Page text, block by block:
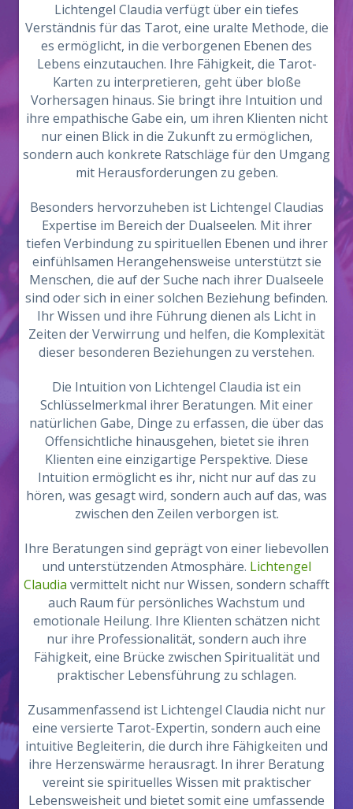
Lichtengel Claudia verfügt über ein tiefes
Verständnis für das Tarot, eine uralte Methode, die
es ermöglicht, in die verborgenen Ebenen des
Lebens einzutauchen. Ihre Fähigkeit, die Tarot-
Karten zu interpretieren, geht über bloße
Vorhersagen hinaus. Sie bringt ihre Intuition und
ihre empathische Gabe ein, um ihren Klienten nicht
nur einen Blick in die Zukunft zu ermöglichen,
sondern auch konkrete Ratschläge für den Umgang
mit Herausforderungen zu geben.
Besonders hervorzuheben ist Lichtengel Claudias
Expertise im Bereich der Dualseelen. Mit ihrer
tiefen Verbindung zu spirituellen Ebenen und ihrer
einfühlsamen Herangehensweise unterstützt sie
Menschen, die auf der Suche nach ihrer Dualseele
sind oder sich in einer solchen Beziehung befinden.
Ihr Wissen und ihre Führung dienen als Licht in
Zeiten der Verwirrung und helfen, die Komplexität
dieser besonderen Beziehungen zu verstehen.
Die Intuition von Lichtengel Claudia ist ein
Schlüsselmerkmal ihrer Beratungen. Mit einer
natürlichen Gabe, Dinge zu erfassen, die über das
Offensichtliche hinausgehen, bietet sie ihren
Klienten eine einzigartige Perspektive. Diese
Intuition ermöglicht es ihr, nicht nur auf das zu
hören, was gesagt wird, sondern auch auf das, was
zwischen den Zeilen verborgen ist.
Ihre Beratungen sind geprägt von einer liebevollen
und unterstützenden Atmosphäre. Lichtengel
Claudia vermittelt nicht nur Wissen, sondern schafft
auch Raum für persönliches Wachstum und
emotionale Heilung. Ihre Klienten schätzen nicht
nur ihre Professionalität, sondern auch ihre
Fähigkeit, eine Brücke zwischen Spiritualität und
praktischer Lebensführung zu schlagen.
Zusammenfassend ist Lichtengel Claudia nicht nur
eine versierte Tarot-Expertin, sondern auch eine
intuitive Begleiterin, die durch ihre Fähigkeiten und
ihre Herzenswärme herausragt. In ihrer Beratung
vereint sie spirituelles Wissen mit praktischer
Lebensweisheit und bietet somit eine umfassende